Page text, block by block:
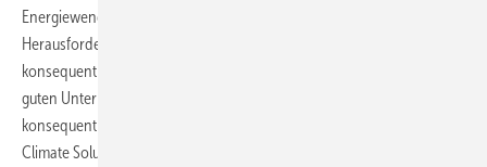
Energiewende und Digitalisierung bei Viessmann nicht als
Herausforderung gesehen, sondern als Jahrhundertchance und
konsequent als solche genutzt. Das ist es letztlich auch, was einen
guten Unternehmer im Kern ausmacht: Möglichkeiten erkennen und
konsequent nutzen, was nicht zuletzt der Verkauf des Kerngeschäfts
Climate Solutions (zu dem auch Heizung und Klimatechnik zählen)